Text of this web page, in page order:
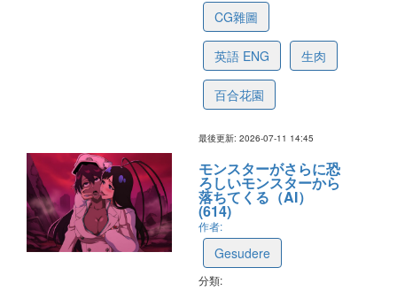
CG雜圖
英語 ENG 生肉
百合花園
最後更新: 2026-07-11 14:45
モンスターがさらに恐
ろしいモンスターから
落ちてくる（AI）
(614)
作者:
Gesudere
分類: